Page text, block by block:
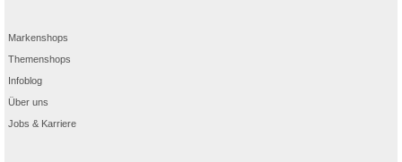
Markenshops
Themenshops
Infoblog
Über uns
Jobs & Karriere